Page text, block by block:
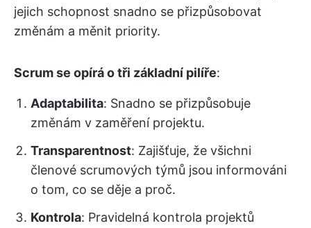
jejich schopnost snadno se přizpůsobovat
změnám a měnit priority.
Scrum se opírá o tři základní pilíře:
Adaptabilita: Snadno se přizpůsobuje
změnám v zaměření projektu.
Transparentnost: Zajišťuje, že všichni
členové scrumových týmů jsou informováni
o tom, co se děje a proč.
Kontrola: Pravidelná kontrola projektů